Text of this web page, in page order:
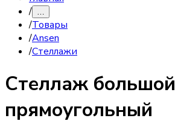
/ …
/Товары
/Ansen
/Стеллажи
Стеллаж
прямоугольный